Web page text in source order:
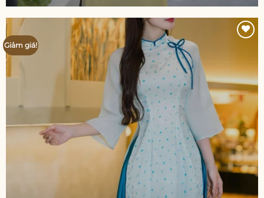
Giảm giá!